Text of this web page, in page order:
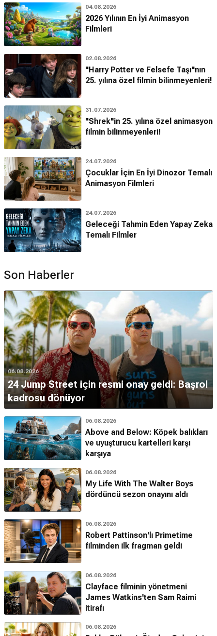
04.08.2026
2026 Yılının En İyi Animasyon
Filmleri
02.08.2026
"Harry Potter ve Felsefe Taşı"nın
25. yılına özel filmin bilinmeyenleri!
31.07.2026
"Shrek"in 25. yılına özel animasyon
filmin bilinmeyenleri!
24.07.2026
Çocuklar İçin En İyi Dinozor Temalı
Animasyon Filmleri
24.07.2026
Geleceği Tahmin Eden Yapay Zeka
Temalı Filmler
Son Haberler
06.08.2026
24 Jump Street için resmi onay geldi: Başrol
kadrosu dönüyor
06.08.2026
Above and Below: Köpek balıkları
ve uyuşturucu kartelleri karşı
karşıya
06.08.2026
My Life With The Walter Boys
dördüncü sezon onayını aldı
06.08.2026
Robert Pattinson'lı Primetime
filminden ilk fragman geldi
06.08.2026
Clayface filminin yönetmeni
James Watkins'ten Sam Raimi
itirafı
06.08.2026